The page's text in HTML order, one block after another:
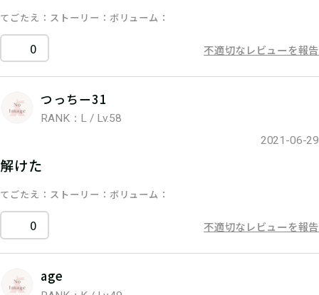
てごたえ ストーリー ボリューム
0 不適切なレビューを報告
つっちー31
RANK：L / Lv.58
2021-06-29
解けた
てごたえ ストーリー ボリューム
0 不適切なレビューを報告
age